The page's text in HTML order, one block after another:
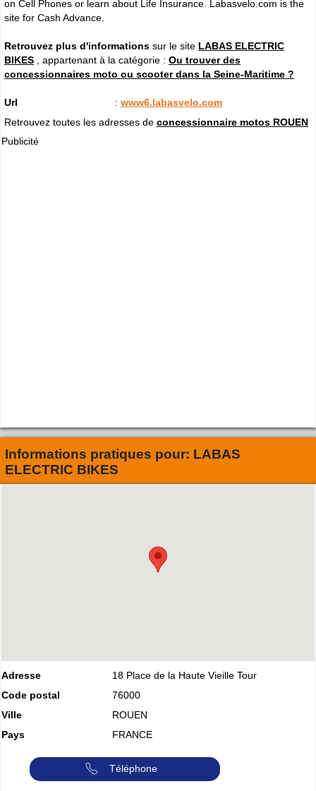
on Cell Phones or learn about Life Insurance. Labasvelo.com is the
site for Cash Advance.
Retrouvez plus d'informations sur le site LABAS ELECTRIC
BIKES , appartenant à la catégorie : Ou trouver des
concessionnaires moto ou scooter dans la Seine-Maritime ?
Url : www6.labasvelo.com
Retrouvez toutes les adresses de concessionnaire motos ROUEN
Publicité
Informations pratiques pour: LABAS
ELECTRIC BIKES
Adresse
18 Place de la Haute Vieille Tour
Code postal
76000
Ville
ROUEN
Pays
FRANCE
Téléphone